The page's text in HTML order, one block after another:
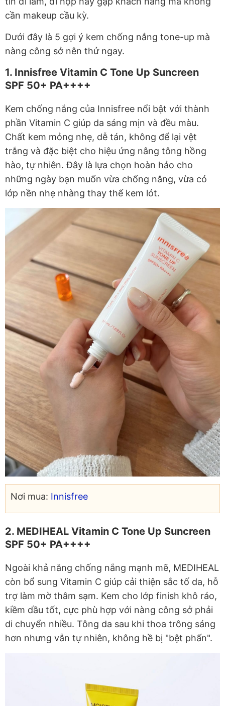
cần makeup cầu kỳ.
Dưới đây là 5 gợi ý kem chống nắng tone-up mà
nàng công sở nên thử ngay.
1. Innisfree Vitamin C Tone Up Suncreen
SPF 50+ PA++++
Kem chống nắng của Innisfree nổi bật với thành
phần Vitamin C giúp da sáng mịn và đều màu.
Chất kem mỏng nhẹ, dễ tán, không để lại vệt
trắng và đặc biệt cho hiệu ứng nâng tông hồng
hào, tự nhiên. Đây là lựa chọn hoàn hảo cho
những ngày bạn muốn vừa chống nắng, vừa có
lớp nền nhẹ nhàng thay thế kem lót.
Nơi mua: Innisfree
2. MEDIHEAL Vitamin C Tone Up Suncreen
SPF 50+ PA++++
Ngoài khả năng chống nắng mạnh mẽ, MEDIHEAL
còn bổ sung Vitamin C giúp cải thiện sắc tố da, hỗ
trợ làm mờ thâm sạm. Kem cho lớp finish khô ráo,
kiềm dầu tốt, cực phù hợp với nàng công sở phải
di chuyển nhiều. Tông da sau khi thoa trông sáng
hơn nhưng vẫn tự nhiên, không hề bị "bệt phấn".